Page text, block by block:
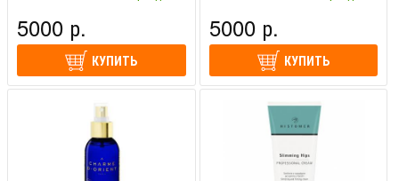
5000 р.
КУПИТЬ
5000 р.
КУПИТЬ